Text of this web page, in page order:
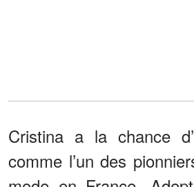
Cristina a la chance
comme l’un des